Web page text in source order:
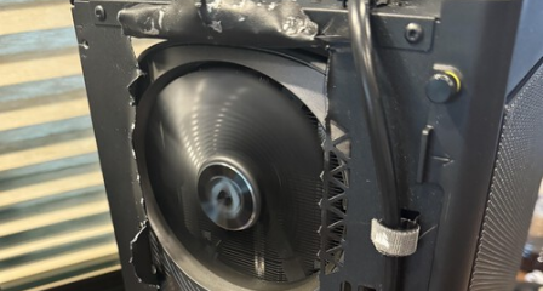
¿Todavía no tienes cuenta?
Regístrate gratis
El inicio de sesión con Facebook ya no está
disponible, pero puedes seguir usando tu cuenta
de 3DJuegos:
carácter inicial), pero no mayúsculas, espacios, tildes
o caracteres especiales.
He leído y acepto lapolitica de privacidad y
de participación
Registrarse en 3DJuegos
Entra con Google